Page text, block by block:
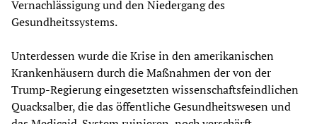
Vernachlässigung und den Niedergang des
Gesundheitssystems.
Unterdessen wurde die Krise in den amerikanischen
Krankenhäusern durch die Maßnahmen der von der
Trump-Regierung eingesetzten wissenschaftsfeindlichen
Quacksalber, die das öffentliche Gesundheitswesen und